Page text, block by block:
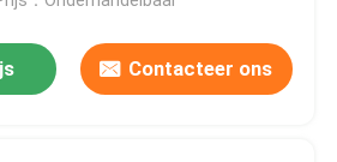
Contacteer ons